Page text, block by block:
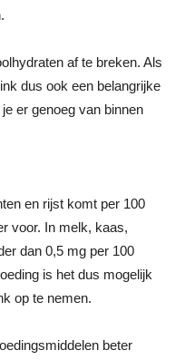
af te breken. Als
dus ook een belangrijke
er genoeg van binnen
en rijst komt per 100
voor. In melk, kaas,
dan 0,5 mg per 100
is het dus mogelijk
op te nemen.
beter